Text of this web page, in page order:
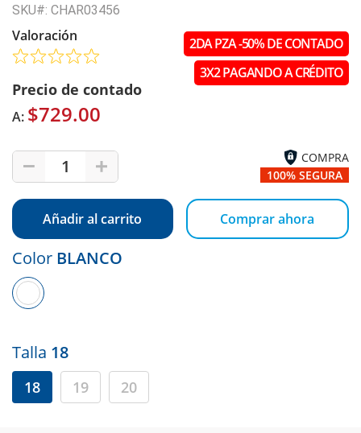
SKU#: CHAR03456
Valoración
Precio de contado
A: $729.00
1
2DA PZA -50% DE CONTADO
3X2 PAGANDO A CRÉDITO
COMPRA
100% SEGURA
Añadir al carrito Comprar ahora
Color BLANCO
Talla 18
18 19 20